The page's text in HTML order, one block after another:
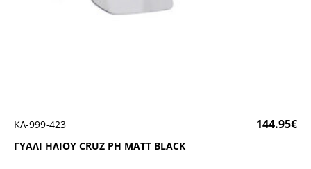
ΓΥΑΛΙ ΗΛΙΟΥ CRUΖ ΡΗ ΜΑΤΤ ΒLΑCΚ
ΚΛ-999-423 144.95€